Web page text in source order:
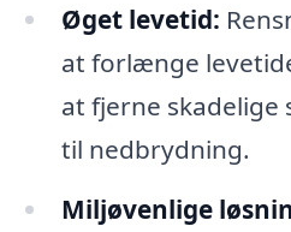
Øget levetid:
at forlænge
at fjerne skadelige
til nedbrydning.
Miljøvenlige